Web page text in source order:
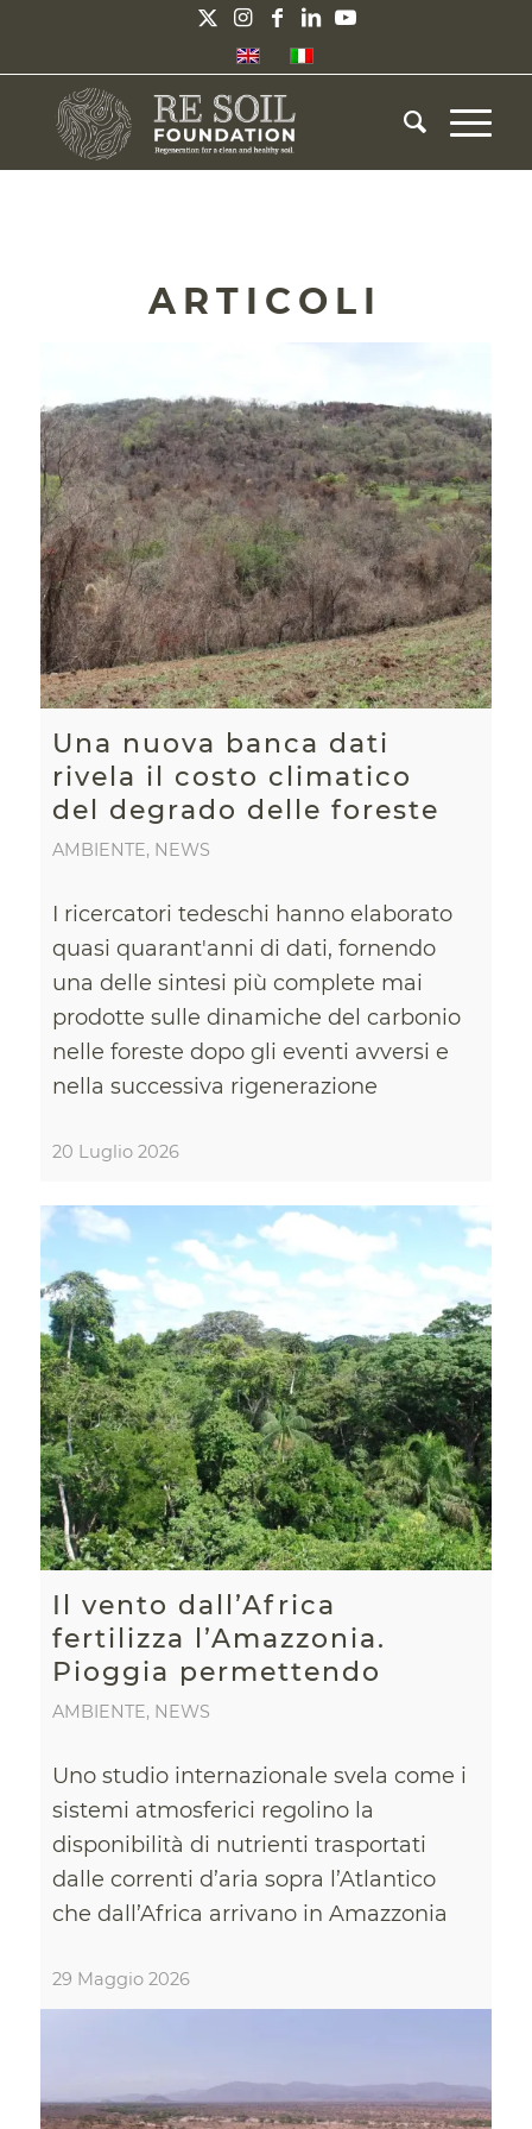
ARTICOLI
Una nuova banca dati
rivela il costo climatico
del degrado delle foreste
AMBIENTE, NEWS
I ricercatori tedeschi hanno elaborato
quasi quarant'anni di dati, fornendo
una delle sintesi più complete mai
prodotte sulle dinamiche del carbonio
nelle foreste dopo gli eventi avversi e
nella successiva rigenerazione
20 Luglio 2026
Il vento dall’Africa
fertilizza l’Amazzonia.
Pioggia permettendo
AMBIENTE, NEWS
Uno studio internazionale svela come i
sistemi atmosferici regolino la
disponibilità di nutrienti trasportati
dalle correnti d’aria sopra l’Atlantico
che dall’Africa arrivano in Amazzonia
29 Maggio 2026